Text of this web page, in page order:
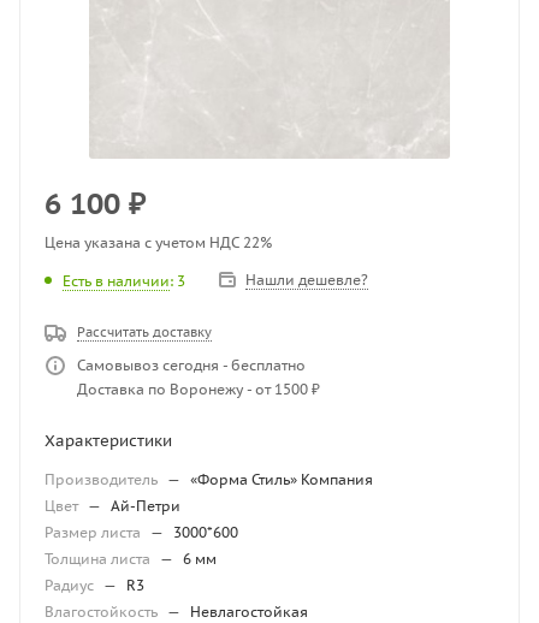
6 100 ₽
Цена указана с учетом НДС 22%
Есть в наличии: 3 Нашли дешевле?
Рассчитать доставку
Самовывоз сегодня - бесплатно
Доставка по Воронежу - от 1500 ₽
Характеристики
Производитель — «Форма Стиль» Компания
Цвет — Ай-Петри
Размер листа
—
3000*600
Толщина листа
— 6 мм
Радиус —
R3
Влагостойкость — Невлагостойкая